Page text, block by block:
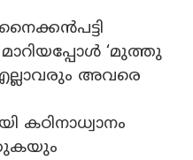
‘മുത്തു
എല്ലാവരും അവരെ
കഠിനാധ്വാനം